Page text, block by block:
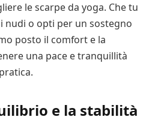
le scarpe da yoga. Che tu
nudi o opti per un sostegno
posto il comfort e la
una pace e tranquillità
e la stabilità